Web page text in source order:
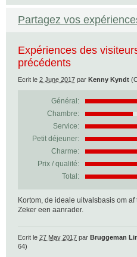
Partagez vos
Expériences des
précédents
Ecrit le 2 June 2017 par Kenny Kyndt
Général:
Chambre:
Service:
Petit déjeuner:
Charme:
Prix / qualité:
Total:
Kortom, de ideale uitvalsbasis om
Zeker een aanrader.
Ecrit le 27 May 2017 par Bruggeman
64)